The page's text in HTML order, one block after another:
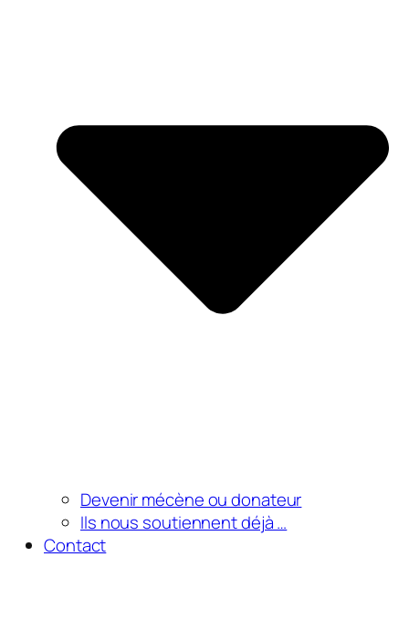
Devenir mécène ou donateur
Ils nous soutiennent déjà …
Contact